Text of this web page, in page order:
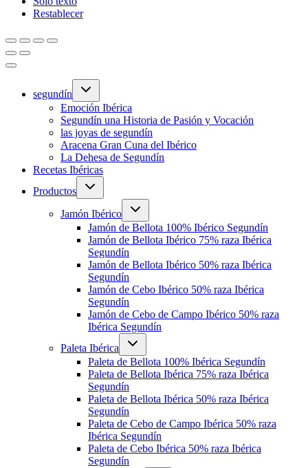
Restablecer
segundín
Alternar
hijo
Emoción Ibérica
Segundín una Historia de Pasión y Vocación
las joyas de segundín
Aracena Gran Cuna del Ibérico
La Dehesa de Segundín
Recetas Ibéricas
Productos
Alternar
Jamón Ibérico
Alternar
hijo
Jamón de Bellota 100% Ibérico Segundín
Jamón de Bellota Ibérico 75% raza Ibérica
Segundín
Jamón de Bellota Ibérico 50% raza Ibérica
Segundín
Jamón de Cebo Ibérico 50% raza Ibérica
Segundín
Jamón de Cebo de Campo Ibérico 50% raza
Ibérica Segundín
Paleta Ibérica
Alternar
hijo
Paleta de Bellota 100% Ibérica Segundín
Paleta de Bellota Ibérica 75% raza Ibérica
Segundín
Paleta de Bellota Ibérica 50% raza Ibérica
Segundín
Paleta de Cebo de Campo Ibérica 50% raza
Ibérica Segundín
Paleta de Cebo Ibérica 50% raza Ibérica
Segundín